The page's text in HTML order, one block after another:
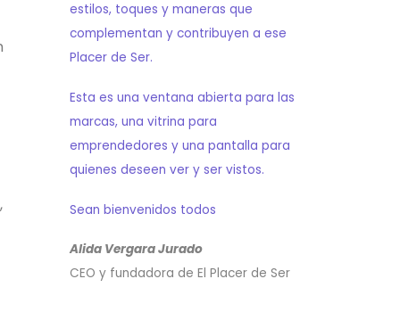
estilos, toques y maneras que
complementan y contribuyen a ese
Placer de Ser.
Esta es una ventana abierta para las
marcas, una vitrina para
emprendedores y una pantalla para
quienes deseen ver y ser vistos.
Sean bienvenidos todos
Alida Vergara Jurado
CEO y fundadora de El Placer de Ser